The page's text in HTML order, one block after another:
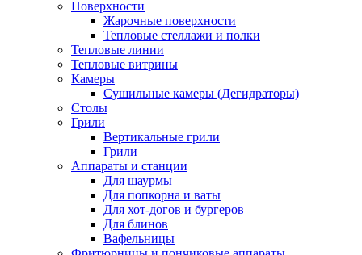
Поверхности
Жарочные поверхности
Тепловые стеллажи и полки
Тепловые линии
Тепловые витрины
Камеры
Сушильные камеры (Дегидраторы)
Столы
Грили
Вертикальные грили
Грили
Аппараты и станции
Для шаурмы
Для попкорна и ваты
Для хот-догов и бургеров
Для блинов
Вафельницы